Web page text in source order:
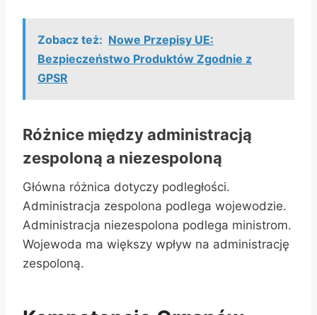
Zobacz też: Nowe Przepisy UE:
Bezpieczeństwo Produktów Zgodnie z
GPSR
Różnice między administracją
zespoloną a niezespoloną
Główna różnica dotyczy podległości.
Administracja zespolona podlega wojewodzie.
Administracja niezespolona podlega ministrom.
Wojewoda ma większy wpływ na administrację
zespoloną.